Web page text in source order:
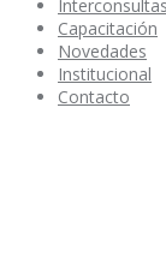
Interconsultas
Capacitación
Novedades
Institucional
Contacto